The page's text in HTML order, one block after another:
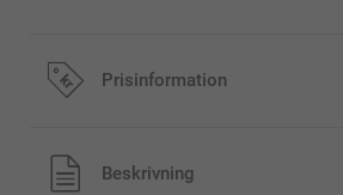
Prisinformation
Alla priser är i svenska kronor (SEK),
exklusive porto.
Beskrivning